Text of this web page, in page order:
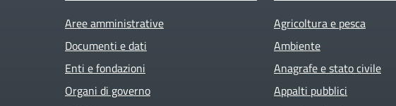
Aree amministrative
Documenti e dati
Enti e fondazioni
Organi di governo
Agricoltura e pesca
Ambiente
Anagrafe e stato civile
Appalti pubblici